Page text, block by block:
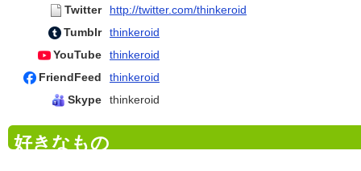
Twitter
http://twitter.com/thinkeroid
Tumblr
thinkeroid
YouTube
thinkeroid
FriendFeed
thinkeroid
Skype
thinkeroid
好きなもの